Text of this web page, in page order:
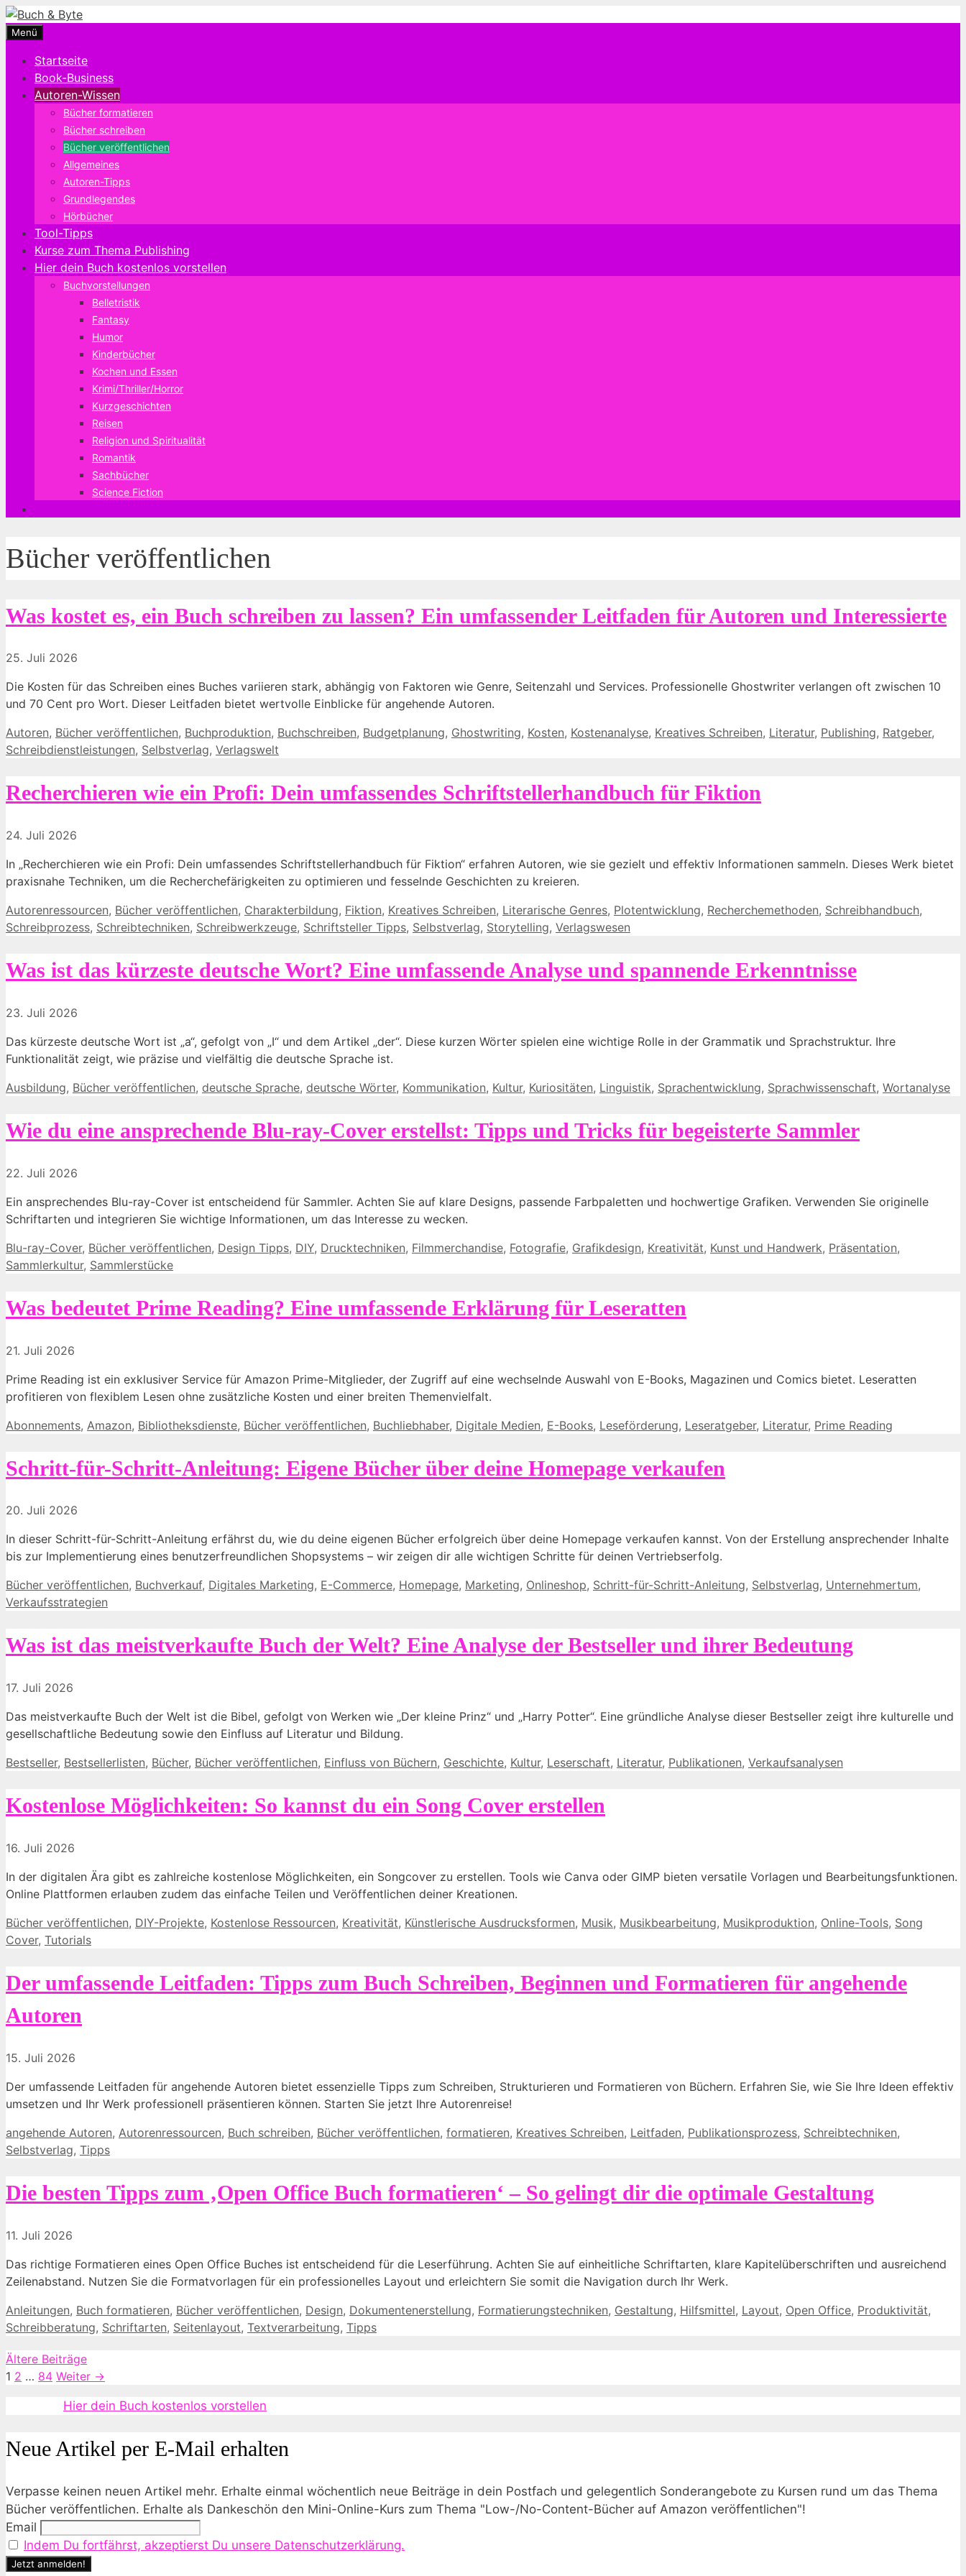
Zum
Inhalt
Menü
Startseite
Book-Business
Autoren-Wissen
Bücher formatieren
Bücher schreiben
Bücher veröffentlichen
Allgemeines
Autoren-Tipps
Grundlegendes
Hörbücher
Tool-Tipps
Kurse zum Thema Publishing
Hier dein Buch kostenlos vorstellen
Buchvorstellungen
Belletristik
Fantasy
Humor
Kinderbücher
Kochen und Essen
Krimi/Thriller/Horror
Kurzgeschichten
Reisen
Religion und Spiritualität
Romantik
Sachbücher
Science Fiction
Bücher veröffentlichen
Was kostet es, ein Buch schreiben zu lassen? Ein umfassender Leitfaden für Autoren und Interessierte
25. Juli 2026
Die Kosten für das Schreiben eines Buches variieren stark, abhängig von Faktoren wie Genre, Seitenzahl und Services. Professionelle Ghostwriter verlangen oft zwischen 10
und 70 Cent pro Wort. Dieser Leitfaden bietet wertvolle Einblicke für angehende Autoren.
Kategorien
Autoren, Bücher veröffentlichen, Buchproduktion, Buchschreiben, Budgetplanung, Ghostwriting, Kosten, Kostenanalyse, Kreatives Schreiben, Literatur, Publishing, Ratgeber,
Schreibdienstleistungen, Selbstverlag, Verlagswelt
Recherchieren wie ein Profi: Dein umfassendes Schriftstellerhandbuch für Fiktion
24. Juli 2026
In „Recherchieren wie ein Profi: Dein umfassendes Schriftstellerhandbuch für Fiktion“ erfahren Autoren, wie sie gezielt und effektiv Informationen sammeln. Dieses Werk bietet
praxisnahe Techniken, um die Recherchefärigkeiten zu optimieren und fesselnde Geschichten zu kreieren.
Kategorien
Autorenressourcen, Bücher veröffentlichen, Charakterbildung, Fiktion, Kreatives Schreiben, Literarische Genres, Plotentwicklung, Recherchemethoden, Schreibhandbuch,
Schreibprozess, Schreibtechniken, Schreibwerkzeuge, Schriftsteller Tipps, Selbstverlag, Storytelling, Verlagswesen
Was ist das kürzeste deutsche Wort? Eine umfassende Analyse und spannende Erkenntnisse
23. Juli 2026
Das kürzeste deutsche Wort ist „a“, gefolgt von „I“ und dem Artikel „der“. Diese kurzen Wörter spielen eine wichtige Rolle in der Grammatik und Sprachstruktur. Ihre
Funktionalität zeigt, wie präzise und vielfältig die deutsche Sprache ist.
Kategorien
Ausbildung, Bücher veröffentlichen, deutsche Sprache, deutsche Wörter, Kommunikation, Kultur, Kuriositäten, Linguistik, Sprachentwicklung, Sprachwissenschaft, Wortanalyse
Wie du eine ansprechende Blu-ray-Cover erstellst: Tipps und Tricks für begeisterte Sammler
22. Juli 2026
Ein ansprechendes Blu-ray-Cover ist entscheidend für Sammler. Achten Sie auf klare Designs, passende Farbpaletten und hochwertige Grafiken. Verwenden Sie originelle
Schriftarten und integrieren Sie wichtige Informationen, um das Interesse zu wecken.
Kategorien
Blu-ray-Cover, Bücher veröffentlichen, Design Tipps, DIY, Drucktechniken, Filmmerchandise, Fotografie, Grafikdesign, Kreativität, Kunst und Handwerk, Präsentation,
Sammlerkultur, Sammlerstücke
Was bedeutet Prime Reading? Eine umfassende Erklärung für Leseratten
21. Juli 2026
Prime Reading ist ein exklusiver Service für Amazon Prime-Mitglieder, der Zugriff auf eine wechselnde Auswahl von E-Books, Magazinen und Comics bietet. Leseratten
profitieren von flexiblem Lesen ohne zusätzliche Kosten und einer breiten Themenvielfalt.
Kategorien
Abonnements, Amazon, Bibliotheksdienste, Bücher veröffentlichen, Buchliebhaber, Digitale Medien, E-Books, Leseförderung, Leseratgeber, Literatur, Prime Reading
Schritt-für-Schritt-Anleitung: Eigene Bücher über deine Homepage verkaufen
20. Juli 2026
In dieser Schritt-für-Schritt-Anleitung erfährst du, wie du deine eigenen Bücher erfolgreich über deine Homepage verkaufen kannst. Von der Erstellung ansprechender Inhalte
bis zur Implementierung eines benutzerfreundlichen Shopsystems – wir zeigen dir alle wichtigen Schritte für deinen Vertriebserfolg.
Kategorien
Bücher veröffentlichen, Buchverkauf, Digitales Marketing, E-Commerce, Homepage, Marketing, Onlineshop, Schritt-für-Schritt-Anleitung, Selbstverlag, Unternehmertum,
Verkaufsstrategien
Was ist das meistverkaufte Buch der Welt? Eine Analyse der Bestseller und ihrer Bedeutung
17. Juli 2026
Das meistverkaufte Buch der Welt ist die Bibel, gefolgt von Werken wie „Der kleine Prinz“ und „Harry Potter“. Eine gründliche Analyse dieser Bestseller zeigt ihre kulturelle und
gesellschaftliche Bedeutung sowie den Einfluss auf Literatur und Bildung.
Kategorien
Bestseller, Bestsellerlisten, Bücher, Bücher veröffentlichen, Einfluss von Büchern, Geschichte, Kultur, Leserschaft, Literatur, Publikationen, Verkaufsanalysen
Kostenlose Möglichkeiten: So kannst du ein Song Cover erstellen
16. Juli 2026
In der digitalen Ära gibt es zahlreiche kostenlose Möglichkeiten, ein Songcover zu erstellen. Tools wie Canva oder GIMP bieten versatile Vorlagen und Bearbeitungsfunktionen.
Online Plattformen erlauben zudem das einfache Teilen und Veröffentlichen deiner Kreationen.
Kategorien
Bücher veröffentlichen, DIY-Projekte, Kostenlose Ressourcen, Kreativität, Künstlerische Ausdrucksformen, Musik, Musikbearbeitung, Musikproduktion, Online-Tools, Song
Cover, Tutorials
Der umfassende Leitfaden: Tipps zum Buch Schreiben, Beginnen und Formatieren für angehende
Autoren
15. Juli 2026
Der umfassende Leitfaden für angehende Autoren bietet essenzielle Tipps zum Schreiben, Strukturieren und Formatieren von Büchern. Erfahren Sie, wie Sie Ihre Ideen effektiv
umsetzen und Ihr Werk professionell präsentieren können. Starten Sie jetzt Ihre Autorenreise!
Kategorien
angehende Autoren, Autorenressourcen, Buch schreiben, Bücher veröffentlichen, formatieren, Kreatives Schreiben, Leitfaden, Publikationsprozess, Schreibtechniken,
Selbstverlag, Tipps
Die besten Tipps zum ‚Open Office Buch formatieren‘ – So gelingt dir die optimale Gestaltung
11. Juli 2026
Das richtige Formatieren eines Open Office Buches ist entscheidend für die Leserführung. Achten Sie auf einheitliche Schriftarten, klare Kapitelüberschriften und ausreichend
Zeilenabstand. Nutzen Sie die Formatvorlagen für ein professionelles Layout und erleichtern Sie somit die Navigation durch Ihr Werk.
Kategorien
Anleitungen, Buch formatieren, Bücher veröffentlichen, Design, Dokumentenerstellung, Formatierungstechniken, Gestaltung, Hilfsmittel, Layout, Open Office, Produktivität,
Schreibberatung, Schriftarten, Seitenlayout, Textverarbeitung, Tipps
Ältere Beiträge
Seite
1 Seite
2 … Seite
84 Weiter →
Hier dein Buch kostenlos vorstellen
Neue Artikel per E-Mail erhalten
Verpasse keinen neuen Artikel mehr. Erhalte einmal wöchentlich neue Beiträge in dein Postfach und gelegentlich Sonderangebote zu Kursen rund um das Thema
Bücher veröffentlichen. Erhalte als Dankeschön den Mini-Online-Kurs zum Thema "Low-/No-Content-Bücher auf Amazon veröffentlichen"!
Email
Indem Du fortfährst, akzeptierst Du unsere Datenschutzerklärung.